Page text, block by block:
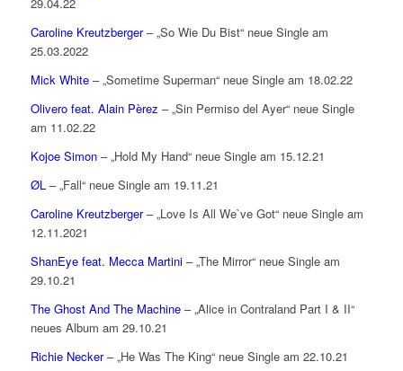
Caroline Kreutzberger– „So Wie Du Bist“ neue Single am
25.03.2022
Mick White– „Sometime Superman“ neue Single am 18.02.22
Olivero feat. Alain Pèrez – „Sin Permiso del Ayer“ neue Single
am 11.02.22
Kojoe Simon– „Hold My Hand“ neue Single am 15.12.21
ØL– „Fall“ neue Single am 19.11.21
Caroline Kreutzberger– „Love Is All We`ve Got“ neue Single am
12.11.2021
ShanEye feat. Mecca Martini– „The Mirror“ neue Single am
29.10.21
The Ghost And The Machine– „Alice in Contraland Part I & II“
neues Album am 29.10.21
Richie Necker– „He Was The King“ neue Single am 22.10.21